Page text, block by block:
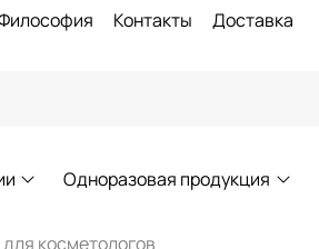
Контакты Доставка
Одноразовая продукция
косметологов